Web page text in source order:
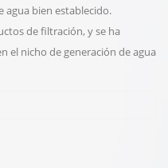
agua bien establecido.
de filtración, y se ha
el nicho de generación de agua